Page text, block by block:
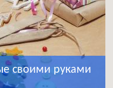
своими руками